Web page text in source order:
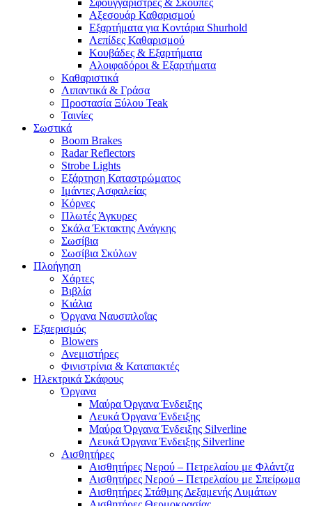
Σφουγγαρίστρες & Σκούπες
Αξεσουάρ Καθαρισμού
Εξαρτήματα για Κοντάρια Shurhold
Λεπίδες Καθαρισμού
Κουβάδες & Εξαρτήματα
Αλοιφαδόροι & Εξαρτήματα
Καθαριστικά
Λιπαντικά & Γράσα
Προστασία Ξύλου Teak
Ταινίες
Σωστικά
Boom Brakes
Radar Reflectors
Strobe Lights
Εξάρτηση Καταστρώματος
Ιμάντες Ασφαλείας
Κόρνες
Πλωτές Άγκυρες
Σκάλα Έκτακτης Ανάγκης
Σωσίβια
Σωσίβια Σκύλων
Πλοήγηση
Χάρτες
Βιβλία
Κιάλια
Όργανα Ναυσιπλοΐας
Εξαερισμός
Blowers
Ανεμιστήρες
Φινιστρίνια & Καταπακτές
Ηλεκτρικά Σκάφους
Όργανα
Μαύρα Όργανα Ένδειξης
Λευκά Όργανα Ένδειξης
Μαύρα Όργανα Ένδειξης Silverline
Λευκά Όργανα Ένδειξης Silverline
Αισθητήρες
Αισθητήρες Νερού – Πετρελαίου με Φλάντζα
Αισθητήρες Νερού – Πετρελαίου με Σπείρωμα
Αισθητήρες Στάθμης Δεξαμενής Λυμάτων